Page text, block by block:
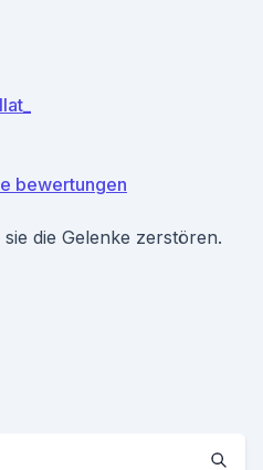
bewertungen
die Gelenke zerstören.